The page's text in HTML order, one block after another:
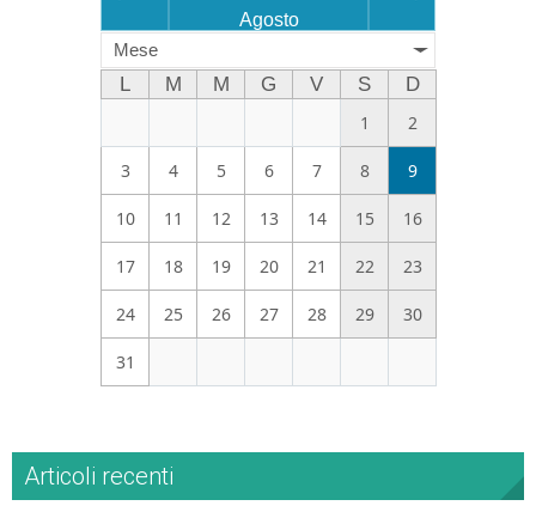
Agosto
Mese
L M M G V S
D
1
2
3 4 5 6 7 8 9
10 11 12 13 14 15 16
17 18 19 20 21 22 23
24 25 26 27 28 29 30
31
Articoli recenti